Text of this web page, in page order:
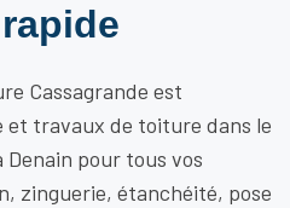
Cassagrande est
et travaux de toiture dans le
pour tous vos
zinguerie, étanchéité, pose